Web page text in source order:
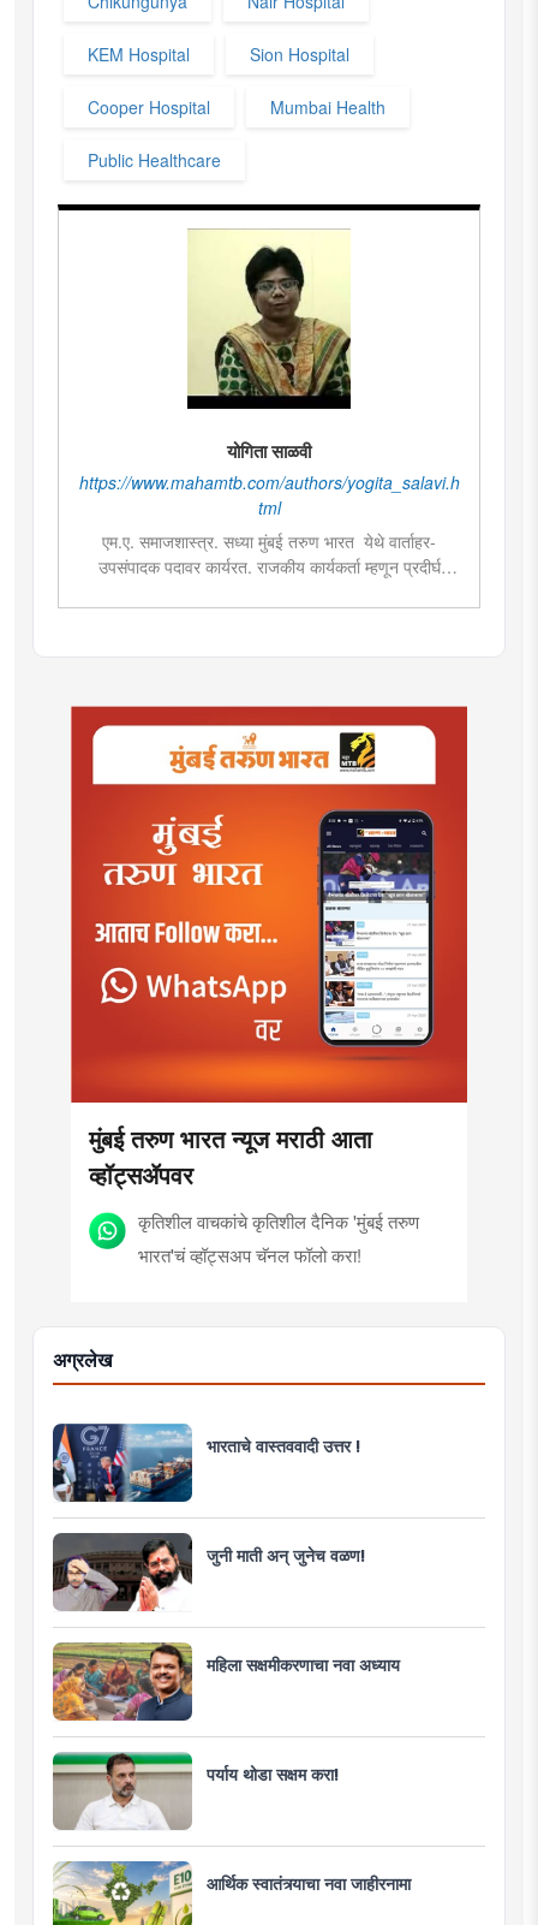
KEM Hospital Sion Hospital
Cooper Hospital Mumbai Health
Public Healthcare
योगिता साळवी
https://www.mahamtb.com/authors/yogita_salavi.h
tml
एम.ए. समाजशास्त्र. सध्या मुंबई तरुण भारत येथे वार्ताहर-
उपसंपादक पदावर कार्यरत. राजकीय कार्यकर्ता म्हणून प्रदीर्घ
वस्त्यांचे वास्तव हे मुंबई तरुण भारतमधील लोकप्रिय सदराच्या
मुंबई तरुण भारत न्यूज मराठी आता
व्हॉट्सॲपवर
कृतिशील वाचकांचे कृतिशील दैनिक 'मुंबई तरुण
भारत'चं व्हॉट्सअप चॅनल फॉलो करा!
अग्रलेख
भारताचे वास्तववादी उत्तर !
जुनी माती अन् जुनेच वळण!
महिला सक्षमीकरणाचा नवा अध्याय
पर्याय थोडा सक्षम करा!
आर्थिक स्वातंत्र्याचा नवा जाहीरनामा